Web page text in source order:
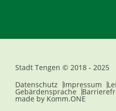
Stadt Tengen © 2018 - 2025
Datenschutz
Impressum
Gebärdensprache
made by Komm.ONE